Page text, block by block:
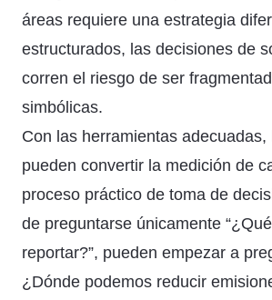
áreas requiere una estrategia
estructurados, las decisiones de
corren el riesgo de ser
simbólicas.
Con las herramientas
pueden convertir la medición de
proceso práctico de toma de
de preguntarse únicamente
reportar?”, pueden empezar a
¿Dónde podemos reducir